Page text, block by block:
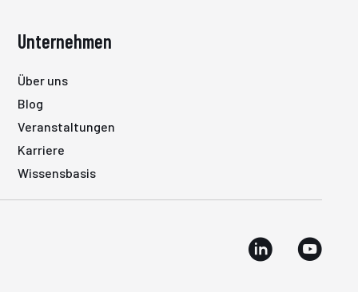
Unternehmen
Über uns
Blog
Veranstaltungen
Karriere
Wissensbasis